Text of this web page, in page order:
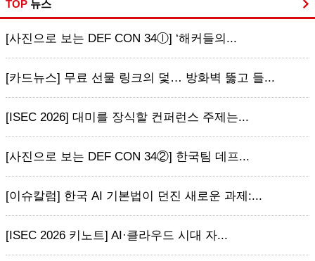
TOP 뉴스
[사진으로 보는 DEF CON 34ⓛ] ‘해커들의...
[카드뉴스] 무료 선물 링크의 덫… 방화벽 뚫고 들...
[ISEC 2026] 대미를 장식할 컨퍼런스 주제는...
[사진으로 보는 DEF CON 34②] 한국팀 데프...
[이슈칼럼] 한국 AI 기본법이 던진 새로운 과제:...
[ISEC 2026 키노트] AI·클라우드 시대 자...